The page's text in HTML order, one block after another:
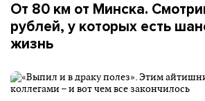
От 80 км от Минска.
рублей, у которых есть
жизнь